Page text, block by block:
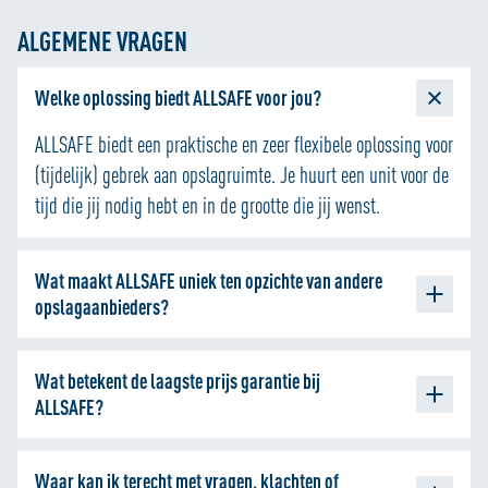
ALGEMENE VRAGEN
Welke oplossing biedt ALLSAFE voor jou?
ALLSAFE biedt een praktische en zeer flexibele oplossing voor
(tijdelijk) gebrek aan opslagruimte. Je huurt een unit voor de
tijd die jij nodig hebt en in de grootte die jij wenst.
Wat maakt ALLSAFE uniek ten opzichte van andere
opslagaanbieders?
Verwarmde opslagruimte huren.
Uniek beveiligde opslag met eigen alarm.
Laagste prijsgarantie t.o.v. andere gelijkwaardige
aanbieder in de buurt.
Opslagruimte huren en opzeggen per week mogelijk.
Wat betekent de laagste prijs garantie bij
ALLSAFE?
ALLSAFE Mini Opslag biedt met de Laagste Prijs Garantie de
Waar kan ik terecht met vragen, klachten of